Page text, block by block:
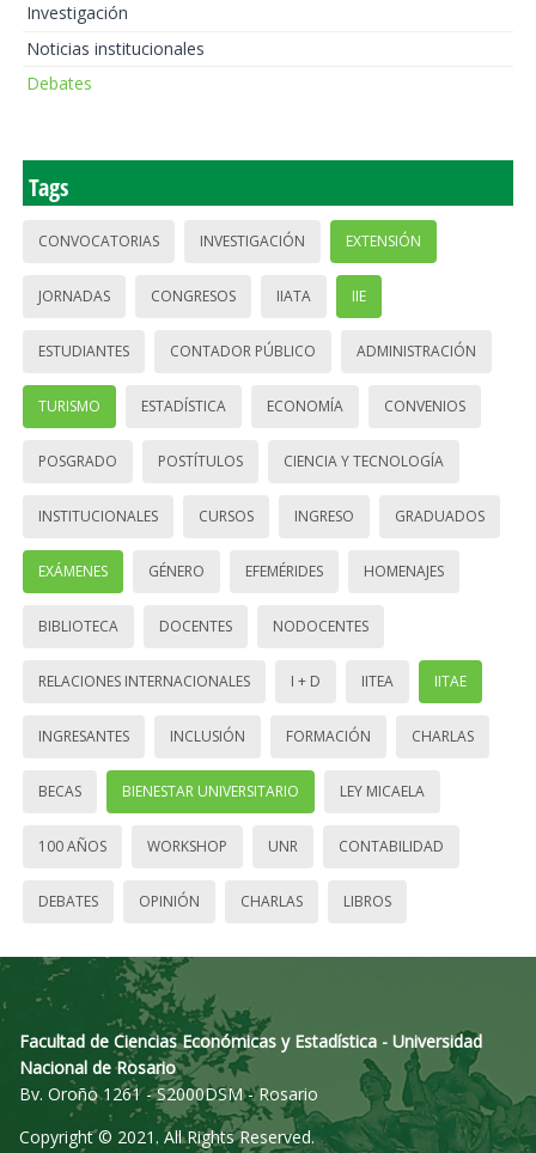
Investigación
Noticias institucionales
Debates
Tags
CONVOCATORIAS INVESTIGACIÓN EXTENSIÓN
JORNADAS CONGRESOS IIATA IIE
ESTUDIANTES CONTADOR PÚBLICO ADMINISTRACIÓN
TURISMO ESTADÍSTICA ECONOMÍA CONVENIOS
POSGRADO POSTÍTULOS CIENCIA Y TECNOLOGÍA
INSTITUCIONALES CURSOS INGRESO GRADUADOS
EXÁMENES GÉNERO EFEMÉRIDES HOMENAJES
BIBLIOTECA DOCENTES NODOCENTES
RELACIONES INTERNACIONALES I + D IITEA IITAE
INGRESANTES INCLUSIÓN FORMACIÓN CHARLAS
BECAS BIENESTAR UNIVERSITARIO LEY MICAELA
100 AÑOS WORKSHOP UNR CONTABILIDAD
DEBATES OPINIÓN CHARLAS LIBROS
Facultad de Ciencias Económicas y Estadística - Universidad
Nacional de Rosario
Bv. Oroño 1261 - S2000DSM - Rosario
Copyright © 2021. All Rights Reserved.